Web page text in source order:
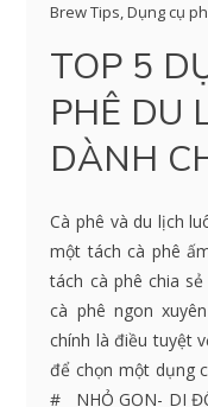
Brew Tips,Dụng cụ
TOP 5
PHÊ DU
DÀNH
Cà phê và du lịch
một tách cà phê
tách cà phê chia
cà phê ngon
chính là điều tuyệt
để chọn một dụng
# NHỎ GỌN- DI